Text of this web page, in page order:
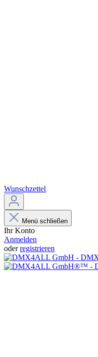
Wunschzettel
Menü schließen
Ihr Konto
Anmelden
oderregistrieren